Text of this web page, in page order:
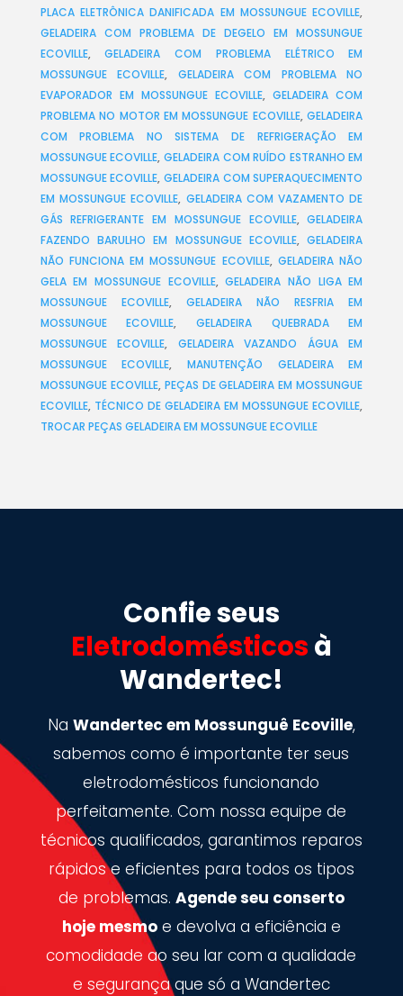
PLACA ELETRÔNICA DANIFICADA EM MOSSUNGUE ECOVILLE,
GELADEIRA COM PROBLEMA DE DEGELO EM MOSSUNGUE
ECOVILLE,GELADEIRA COM PROBLEMA ELÉTRICO EM
MOSSUNGUE ECOVILLE, GELADEIRA COM PROBLEMA NO
EVAPORADOR EM MOSSUNGUE ECOVILLE,GELADEIRA COM
PROBLEMA NO MOTOR EM MOSSUNGUE ECOVILLE,GELADEIRA
COM PROBLEMA NO SISTEMA DE REFRIGERAÇÃO EM
MOSSUNGUE ECOVILLE, GELADEIRA COM RUÍDO ESTRANHO EM
MOSSUNGUE ECOVILLE,GELADEIRA COM SUPERAQUECIMENTO
EM MOSSUNGUE ECOVILLE, GELADEIRA COM VAZAMENTO DE
GÁS REFRIGERANTE EM MOSSUNGUE ECOVILLE,GELADEIRA
FAZENDO BARULHO EM MOSSUNGUE ECOVILLE,GELADEIRA
NÃO FUNCIONA EM MOSSUNGUE ECOVILLE, GELADEIRA NÃO
GELA EM MOSSUNGUE ECOVILLE,GELADEIRA NÃO LIGA EM
MOSSUNGUE ECOVILLE, GELADEIRA NÃO RESFRIA EM
MOSSUNGUE ECOVILLE,GELADEIRA QUEBRADA EM
MOSSUNGUE ECOVILLE, GELADEIRA VAZANDO ÁGUA EM
MOSSUNGUE ECOVILLE,MANUTENÇÃO GELADEIRA EM
MOSSUNGUE ECOVILLE, PEÇAS DE GELADEIRA EM MOSSUNGUE
ECOVILLE, TÉCNICO DE GELADEIRA EM MOSSUNGUE ECOVILLE,
TROCAR PEÇAS GELADEIRA EM MOSSUNGUE ECOVILLE
Confie seus
Eletrodomésticos à
Wandertec!
Na Wandertec em Mossunguê Ecoville,
sabemos como é importante ter seus
eletrodomésticos funcionando
perfeitamente. Com nossa equipe de
técnicos qualificados, garantimos reparos
rápidos e eficientes para todos os tipos
de problemas. Agende seu conserto
hoje mesmoe devolva a eficiência e
comodidade ao seu lar com a qualidade
e segurança que só a Wandertec